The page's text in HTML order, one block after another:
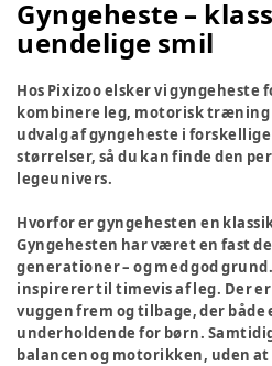
Gyngeheste –
uendelige smil
Hos Pixizoo elsker vi gyngeheste
kombinere leg, motorisk træning
udvalg af gyngeheste i
størrelser, så du kan finde den
legeunivers.
Hvorfor er gyngehesten en
Gyngehesten har været en fast
generationer – og med god
inspirerer til timevis af leg. Der
vuggen frem og tilbage, der både
underholdende for børn.
balancen og motorikken, uden